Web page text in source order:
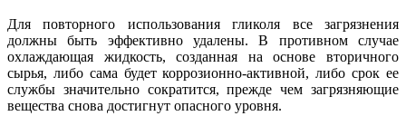
Для повторного использования гликоля все загрязнения
должны быть эффективно удалены. В противном случае
охлаждающая жидкость, созданная на основе вторичного
сырья, либо сама будет коррозионно-активной, либо срок ее
службы значительно сократится, прежде чем загрязняющие
вещества снова достигнут опасного уровня.